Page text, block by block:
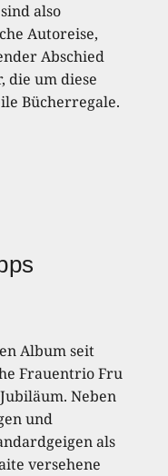
also
Autoreise,
Abschied
die um diese
Bücherregale.
Album seit
Frauentrio Fru
Neben
und
als
versehene